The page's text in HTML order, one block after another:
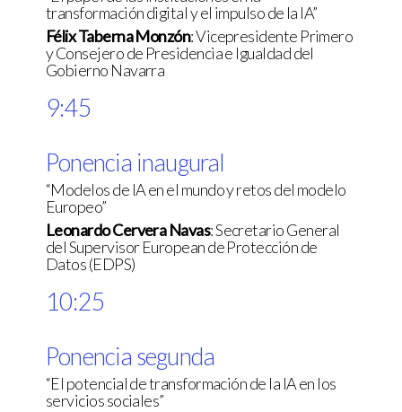
transformación digital y el impulso de la IA”
Félix Taberna Monzón: Vicepresidente Primero
y Consejero de Presidencia e Igualdad del
Gobierno Navarra
9:45
Ponencia inaugural
“Modelos de IA en el mundo y retos del modelo
Europeo”
Leonardo Cervera Navas: Secretario General
del Supervisor European de Protección de
Datos (EDPS)
10:25
Ponencia segunda
“El potencial de transformación de la IA en los
servicios sociales”